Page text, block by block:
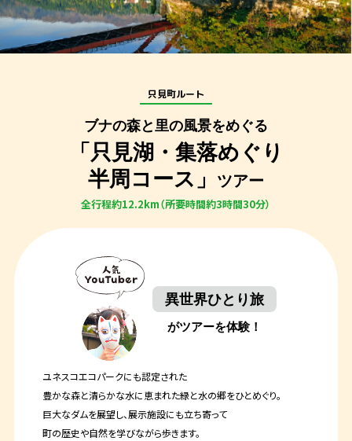
只見町ルート
ブナの森と里の風景をめぐる
「只見湖・集落めぐり
半周コース」
ツアー
全行程約12.2km（所要時間約3時間30分）
異世界ひとり旅
がツアーを体験！
ユネスコエコパークにも認定された
豊かな森と清らかな水に恵まれた緑と水の郷をひとめぐり。
巨大なダムを展望し、展示施設にも立ち寄って
町の歴史や自然を学びながら歩きます。